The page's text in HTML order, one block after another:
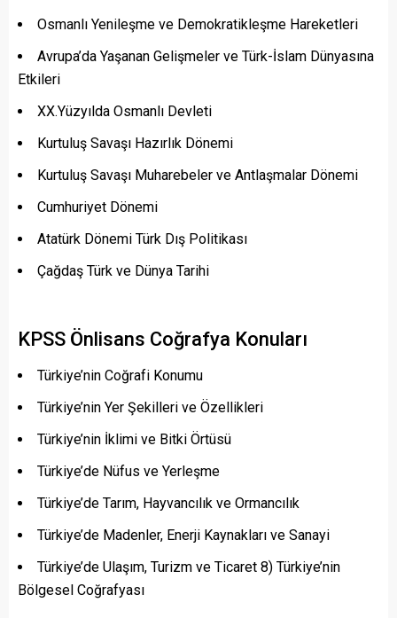
Osmanlı Yenileşme ve Demokratikleşme Hareketleri
Avrupa’da Yaşanan Gelişmeler ve Türk-İslam Dünyasına
Etkileri
XX.Yüzyılda Osmanlı Devleti
Kurtuluş Savaşı Hazırlık Dönemi
Kurtuluş Savaşı Muharebeler ve Antlaşmalar Dönemi
Cumhuriyet Dönemi
Atatürk Dönemi Türk Dış Politikası
Çağdaş Türk ve Dünya Tarihi
KPSS Önlisans Coğrafya Konuları
Türkiye’nin Coğrafi Konumu
Türkiye’nin Yer Şekilleri ve Özellikleri
Türkiye’nin İklimi ve Bitki Örtüsü
Türkiye’de Nüfus ve Yerleşme
Türkiye’de Tarım, Hayvancılık ve Ormancılık
Türkiye’de Madenler, Enerji Kaynakları ve Sanayi
Türkiye’de Ulaşım, Turizm ve Ticaret 8) Türkiye’nin
Bölgesel Coğrafyası